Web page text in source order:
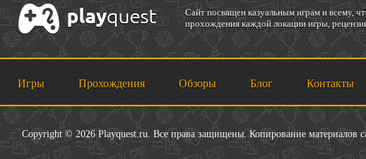
Cайт посвящен казуальным играм и всему,
прохождения каждой локации игры,
Игры Прохождения Обзоры Блог Контакты
Copyright © 2026 Playquest.ru. Все права защищены. Копирование материалов